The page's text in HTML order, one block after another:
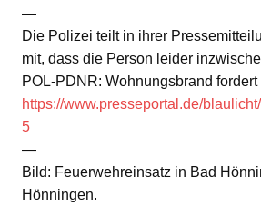
—
Die Polizei teilt in ihrer
mit, dass die Person leider
POL-PDNR: Wohnungsbrand
https://www.presseportal.de/
5
—
Bild: Feuerwehreinsatz in Bad
Hönningen.